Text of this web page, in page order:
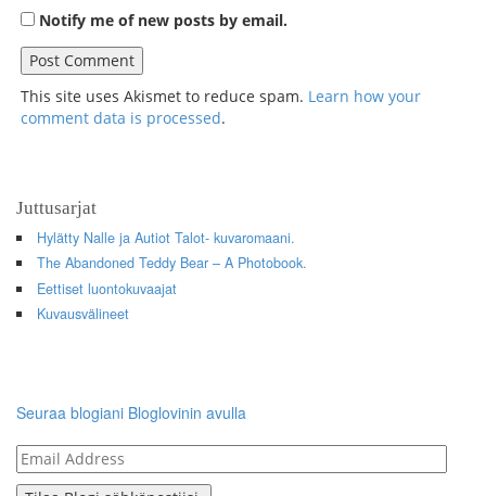
Notify me of new posts by email.
This site uses Akismet to reduce spam. Learn how your
comment data is processed.
Juttusarjat
Hylätty Nalle ja Autiot Talot- kuvaromaani.
The Abandoned Teddy Bear – A Photobook.
Eettiset luontokuvaajat
Kuvausvälineet
Seuraa blogiani Bloglovinin avulla
Email
Address